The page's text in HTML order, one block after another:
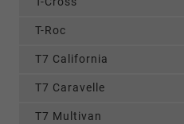
T-Roc
T7 California
T7 Caravelle
T7 Multivan